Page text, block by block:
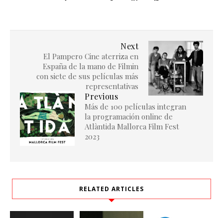
Next
El Pampero Cine aterriza en
España de la mano de Filmin
con siete de sus películas más
representativas
Previous
Más de 100 películas integran
la programación online de
Atlàntida Mallorca Film Fest
2023
RELATED ARTICLES